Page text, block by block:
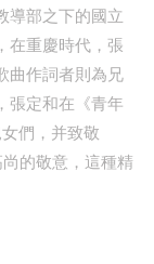
導部之下的國立
在重慶時代，張
曲作詞者則為兄
張定和在《青年
們，并致敬
的敬意，這種精